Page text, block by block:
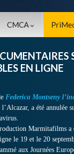
CMCA
EN LIGNE
Federica Montseny
a été annulée
Marmitafilms
le 19 et le 20
aux Journées